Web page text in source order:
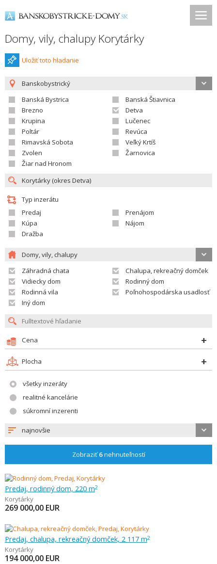
Domy, vily, chalupy Korytárky
Uložiť toto hladanie
Banskobystrický
Banská Bystrica
Banská Štiavnica
Brezno
Detva
Krupina
Lučenec
Poltár
Revúca
Rimavská Sobota
Veľký Krtíš
Zvolen
Žarnovica
Žiar nad Hronom
Typ inzerátu
Predaj
Prenájom
Kúpa
Nájom
Dražba
Domy, vily, chalupy
Záhradná chata
Chalupa, rekreačný domček
Vidiecky dom
Rodinný dom
Rodinná vila
Poľnohospodárska usadlosť
Iný dom
Cena
Plocha
všetky inzeráty
realitné kancelárie
súkromní inzerenti
najnovšie
Zobraziť6nehnuteľností
Predaj, rodinný dom, 220 m2
Korytárky
269 000,00 EUR
Predaj, chalupa, rekreačný domček, 2 117 m2
Korytárky
194 000,00 EUR